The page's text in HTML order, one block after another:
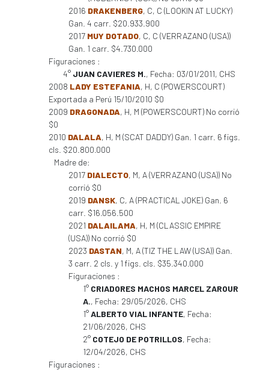
2016 DRAKENBERG, C, C (LOOKIN AT LUCKY)
Gan. 4 carr. $20.933.900
2017 MUY DOTADO, C, C (VERRAZANO (USA))
Gan. 1 carr. $4.730.000
Figuraciones :
4° JUAN CAVIERES M., Fecha: 03/01/2011, CHS
2008 LADY ESTEFANIA, H, C (POWERSCOURT)
Exportada a Perú 15/10/2010 $0
2009 DRAGONADA, H, M (POWERSCOURT) No corrió
$0
2010 DALALA, H, M (SCAT DADDY) Gan. 1 carr. 6 figs.
cls. $20.800.000
Madre de:
2017 DIALECTO, M, A (VERRAZANO (USA)) No
corrió $0
2019 DANSK, C, A (PRACTICAL JOKE) Gan. 6
carr. $16.056.500
2021 DALAILAMA, H, M (CLASSIC EMPIRE
(USA)) No corrió $0
2023 DASTAN, M, A (TIZ THE LAW (USA)) Gan.
3 carr. 2 cls. y 1 figs. cls. $35.340.000
Figuraciones :
1° CRIADORES MACHOS MARCEL ZAROUR
A., Fecha: 29/05/2026, CHS
1°ALBERTO VIAL INFANTE, Fecha:
21/06/2026, CHS
2° COTEJO DE POTRILLOS, Fecha:
12/04/2026, CHS
Figuraciones :